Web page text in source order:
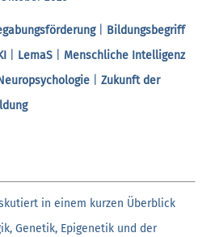
| Bildungsbegriff
LemaS
Menschliche Intelligenz
Zukunft der
in einem kurzen Überblick
Genetik, Epigenetik und der